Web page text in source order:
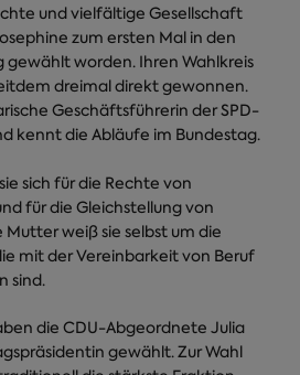
und vielfältige Gesellschaft
zum ersten Mal in den
gewählt worden. Ihren Wahlkreis
dreimal direkt gewonnen.
Geschäftsführerin der SPD-
kennt die Abläufe im Bundestag.
sich für die Rechte von
für die Gleichstellung von
Mutter weiß sie selbst um die
mit der Vereinbarkeit von Beruf
sind.
die CDU-Abgeordnete Julia
gewählt. Zur Wahl